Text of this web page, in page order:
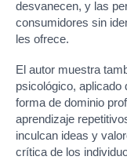
desvanecen, y las
consumidores sin
les ofrece.
El autor muestra
psicológico, aplicado
forma de dominio
aprendizaje
inculcan ideas y
crítica de los